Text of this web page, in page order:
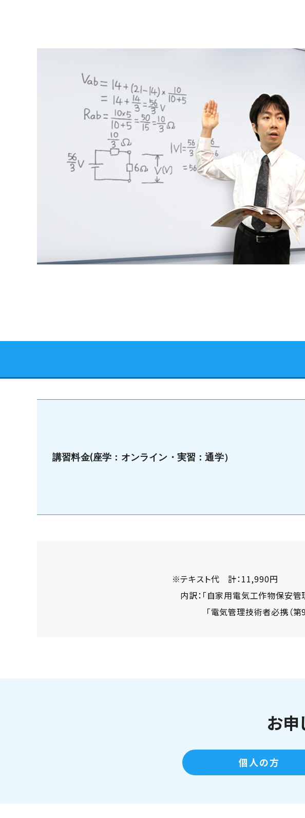
講習料金(座学：オンライン・実習：通学）
テキスト代 計：11,990円
内訳：「自家用電気工作物保安
「電気管理技術者必携（第9
お申
個人の方